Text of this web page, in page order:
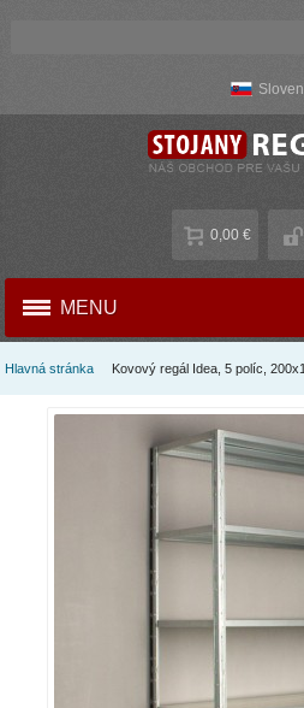
0,00 €
MENU
Hlavná stránka Kovový regál Idea, 5 políc,